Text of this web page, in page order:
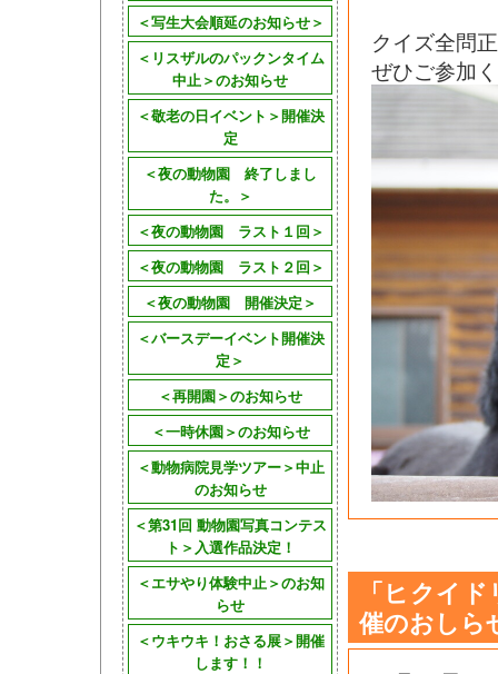
＜写生大会順延のお知らせ＞
＜リスザルのパックンタイム
中止＞のお知らせ
＜敬老の日イベント＞開催決
定
＜夜の動物園 終了しまし
た。＞
＜夜の動物園 ラスト１回＞
＜夜の動物園 ラスト２回＞
＜夜の動物園 開催決定＞
＜バースデーイベント開催決
定＞
＜再開園＞のお知らせ
＜一時休園＞のお知らせ
＜動物病院見学ツアー＞中止
のお知らせ
＜第31回 動物園写真コンテス
ト＞入選作品決定！
＜エサやり体験中止＞のお知
らせ
＜ウキウキ！おさる展＞開催
します！！
クイズ全問
ぜひご参加
「ヒクイ
催のおしら